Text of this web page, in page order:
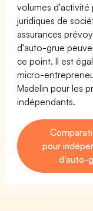
volumes d'activité
juridiques de
assurances
d'auto-grue
ce point. Il est
micro-
Madelin pour les
indépendants.
pour
d'auto-